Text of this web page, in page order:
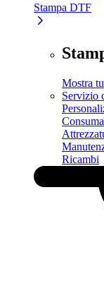
Stampa DTF
Mostra
Servizio
Ricambi